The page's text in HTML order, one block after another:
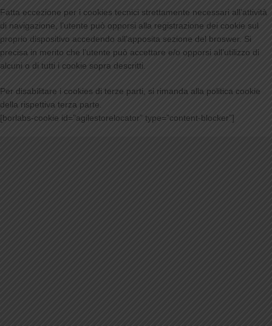
Fatta eccezione per i cookies tecnici strettamente necessari all’attività
di navigazione, l’utente può opporsi alla registrazione dei cookie sul
proprio dispositivo accedendo all’apposita sezione del broswer. Si
precisa in merito che l’utente può accettare e/o opporsi all’utilizzo di
alcuni o di tutti i cookie sopra descritti.
Per disabilitare i cookies di terze parti, si rimanda alla politica cookie
della rispettiva terza parte.
[borlabs-cookie id=”agilestorelocator” type=”content-blocker”]